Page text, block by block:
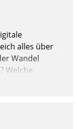
alles über
Wandel
Welche